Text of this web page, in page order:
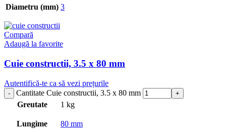
Diametru (mm) 3
Compară
Adaugă la favorite
Cuie constructii, 3.5 x 80 mm
Autentifică-te ca să vezi prețurile
Cantitate Cuie constructii, 3.5 x 80 mm
Greutate
1 kg
Lungime 80 mm